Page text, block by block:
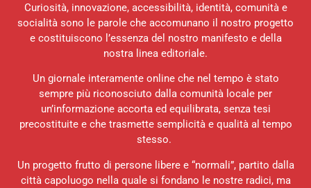
Curiosità, innovazione, accessibilità, identità, comunità e
socialità sono le parole che accomunano il nostro progetto
e costituiscono l’essenza del nostro manifesto e della
nostra linea editoriale.
Un giornale interamente online che nel tempo è stato
sempre più riconosciuto dalla comunità locale per
un’informazione accorta ed equilibrata, senza tesi
precostituite e che trasmette semplicità e qualità al tempo
stesso.
Un progetto frutto di persone libere e “normali”, partito dalla
città capoluogo nella quale si fondano le nostre radici, ma